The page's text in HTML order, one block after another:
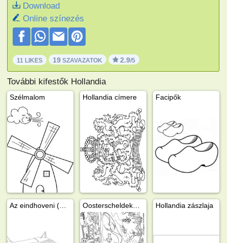
Download
Online színezés
11 LIKES 19 SZAVAZATOK 2.9/5
További kifestők Hollandia
Szélmalom Hollandia címere Facipők
Hollandia zászlaja